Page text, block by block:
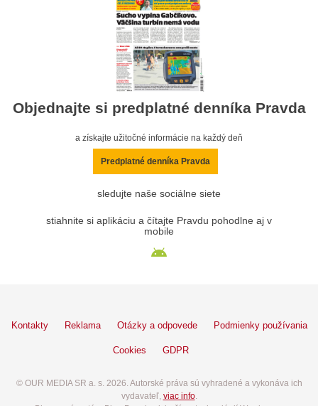
Objednajte si predplatné denníka Pravda
a získajte užitočné informácie na každý deň
Predplatné denníka Pravda
sledujte naše sociálne siete
stiahnite si aplikáciu a čítajte Pravdu pohodlne aj v
mobile
Kontakty Reklama Otázky a odpovede Podmienky používania
Cookies GDPR
© OUR MEDIA SR a. s. 2026. Autorské práva sú vyhradené a vykonáva ich
vydavateľ, viac info.